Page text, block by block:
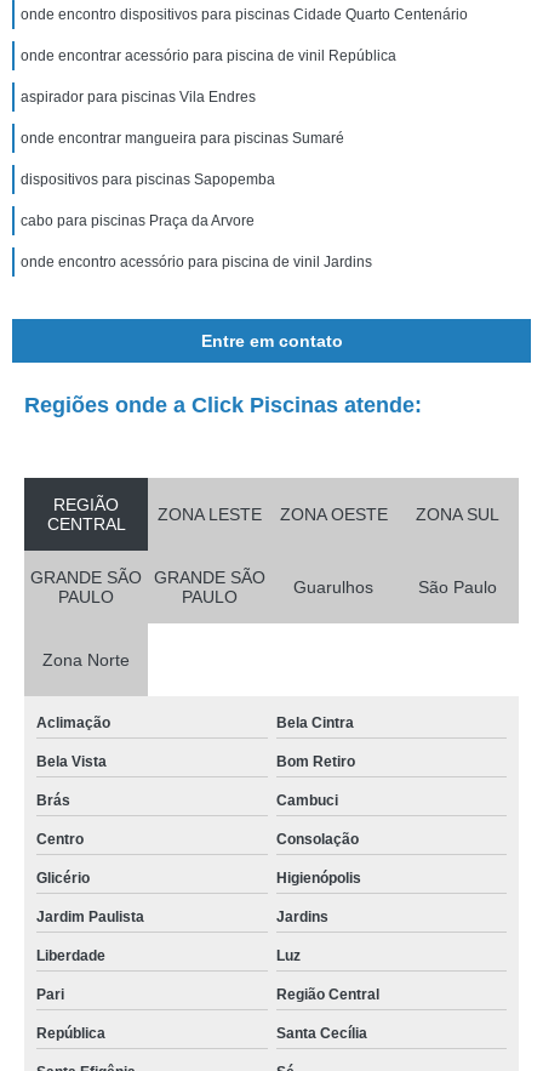
onde encontro dispositivos para piscinas Cidade Quarto Centenário
onde encontrar acessório para piscina de vinil República
aspirador para piscinas Vila Endres
onde encontrar mangueira para piscinas Sumaré
dispositivos para piscinas Sapopemba
cabo para piscinas Praça da Arvore
onde encontro acessório para piscina de vinil Jardins
Entre em contato
Regiões onde a Click Piscinas atende:
REGIÃO
CENTRAL
ZONA LESTE ZONA OESTE ZONA SUL
GRANDE SÃO
PAULO
GRANDE SÃO
PAULO
Guarulhos São Paulo
Zona Norte
Aclimação Bela Cintra
Bela Vista Bom Retiro
Brás Cambuci
Centro Consolação
Glicério Higienópolis
Jardim Paulista Jardins
Liberdade Luz
Pari Região Central
República Santa Cecília